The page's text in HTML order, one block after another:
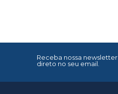
Receba nossa newsletter
direto no seu email.